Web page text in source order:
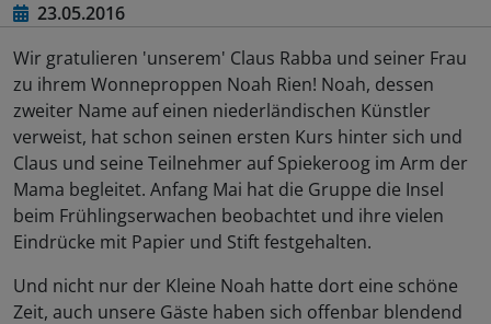
23.05.2016
Wir gratulieren 'unserem' Claus Rabba und seiner Frau
zu ihrem Wonneproppen Noah Rien! Noah, dessen
zweiter Name auf einen niederländischen Künstler
verweist, hat schon seinen ersten Kurs hinter sich und
Claus und seine Teilnehmer auf Spiekeroog im Arm der
Mama begleitet. Anfang Mai hat die Gruppe die Insel
beim Frühlingserwachen beobachtet und ihre vielen
Eindrücke mit Papier und Stift festgehalten.
Und nicht nur der Kleine Noah hatte dort eine schöne
Zeit, auch unsere Gäste haben sich offenbar blendend